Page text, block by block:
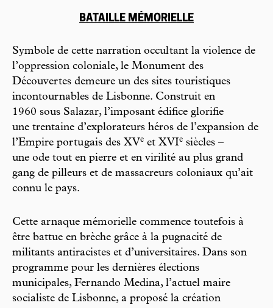
BATAILLE MÉMORIELLE
Symbole de cette narration occul tant la violence de
l’oppression coloniale, le Monument des
Découvertes demeure un des sites touristiques
incontournables de Lisbonne. Construit en
1960 sous Salazar, l’imposant édifice glorifie
une trentaine d’explorateurs héros de l’expansion de
l’Empire portu gais des XVe et XVIe siècles –
une ode tout en pierre et en virilité au plus grand
gang de pilleurs et de massacreurs coloniaux qu’ait
connu le pays.
Cette arnaque mémorielle commence toutefois à
être battue en brèche grâce à la pugnacité de
militants antiracistes et d’universitaires. Dans son
programme pour les dernières élections
municipales, Fernando Medina, l’actuel maire
socialiste de Lisbonne, a proposé la création